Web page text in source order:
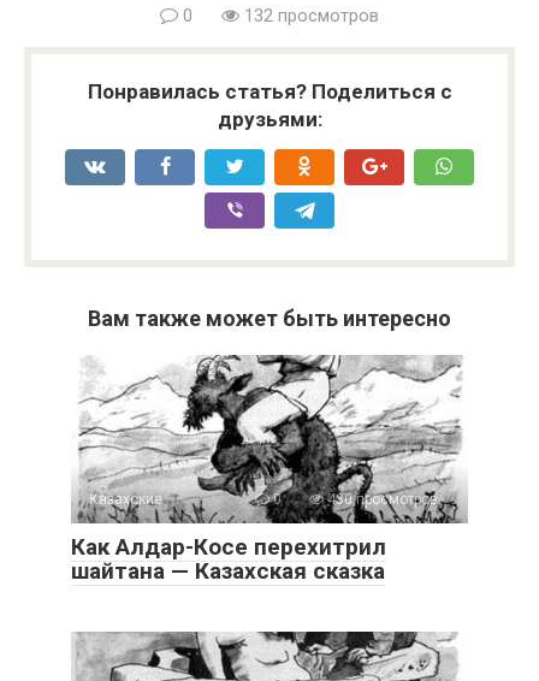
0 132 просмотров
Понравилась статья? Поделиться с
друзьями:
Вам также может быть интересно
Казахские 0 430 просмотров
Как Алдар-Косе перехитрил
шайтана — Казахская сказка